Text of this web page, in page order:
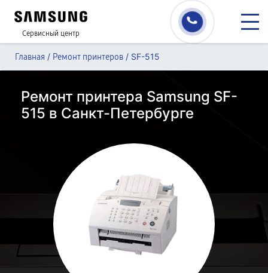
Сервисный центр
Главная / Ремонт принтеров / SF-515
Ремонт принтера Samsung SF-
515 в Санкт-Петербурге